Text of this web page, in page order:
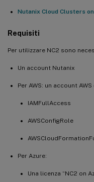
Nutanix Cloud Clusters
Requisiti
Per utilizzare NC2 sono
Un account Nutanix
Per AWS: un account
IAMFullAccess
AWSConfigRole
Per Azure:
Una licenza “NC2 on